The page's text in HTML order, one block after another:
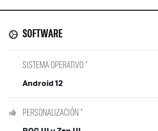
SOFTWARE
SISTEMA OPERATIVO *
Android 12
PERSONALIZACIÓN *